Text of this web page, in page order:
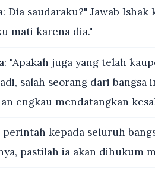
saudaraku?" Jawab Ishak
mati karena dia."
"Apakah juga yang telah
salah seorang dari bangsa
engkau mendatangkan
kepada seluruh
pastilah ia akan dihukum